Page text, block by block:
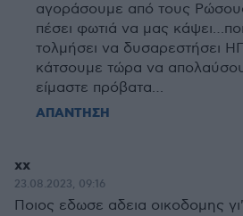
αγοράσουμε από τους
πέσει φωτιά να μας
τολμήσει να δυσαρεστήσει
κάτσουμε τώρα να
είμαστε πρόβατα…
ΑΠΑΝΤΗΣΗ
χχ
23.08.2023, 09:16
Ποιος εδωσε αδεια οικοδομης